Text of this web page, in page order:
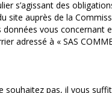
s’agissant des
site auprès de la
vous concernant
adressé à « SAS
pas, il vous